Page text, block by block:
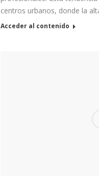
centros urbanos, donde la
Acceder al contenido